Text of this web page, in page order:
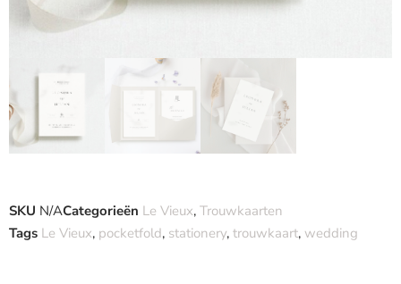
SKU N/ACategorieën Le Vieux, Trouwkaarten
Tags Le Vieux, pocketfold, stationery, trouwkaart, wedding